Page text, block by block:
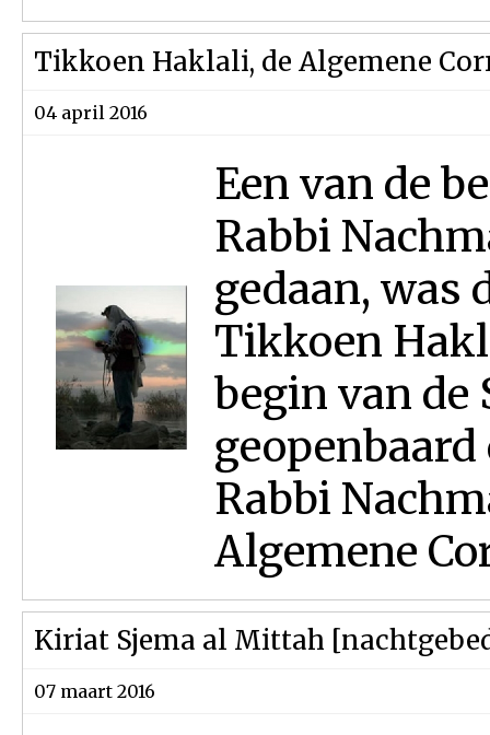
Tikkoen Haklali, de Algemene
04 april 2016
Een van de
Rabbi
gedaan, was
Tikkoen
begin van de
Rabbi
Algemene
Kiriat Sjema al Mittah
07 maart 2016